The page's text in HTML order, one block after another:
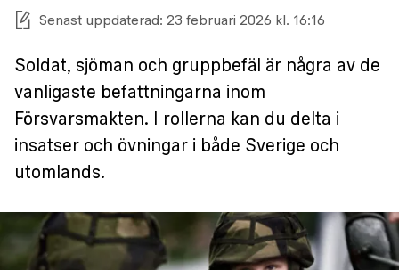
Senast uppdaterad: 23 februari 2026 kl. 16:16
Soldat, sjöman och gruppbefäl är några av de
vanligaste befattningarna inom
Försvarsmakten. I rollerna kan du delta i
insatser och övningar i både Sverige och
utomlands.